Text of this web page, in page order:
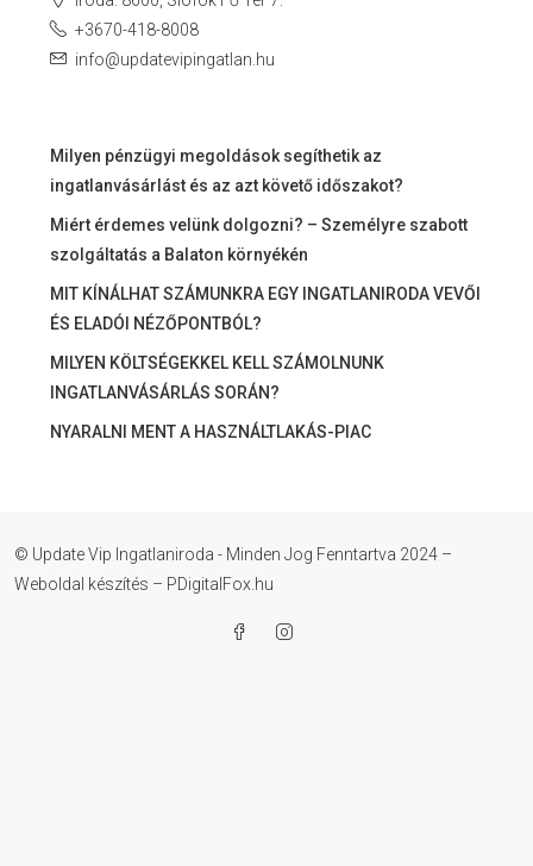
+3670-418-8008
info@updatevipingatlan.hu
Milyen pénzügyi megoldások segíthetik az
ingatlanvásárlást és az azt követő időszakot?
Miért érdemes velünk dolgozni? – Személyre szabott
szolgáltatás a Balaton környékén
MIT KÍNÁLHAT SZÁMUNKRA EGY INGATLANIRODA VEVŐI
ÉS ELADÓI NÉZŐPONTBÓL?
MILYEN KÖLTSÉGEKKEL KELL SZÁMOLNUNK
INGATLANVÁSÁRLÁS SORÁN?
NYARALNI MENT A HASZNÁLTLAKÁS-PIAC
© Update Vip Ingatlaniroda - Minden Jog Fenntartva 2024 –
Weboldal készítés – PDigitalFox.hu